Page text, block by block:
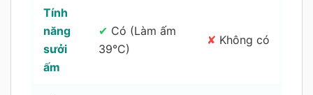
Tính
năng
sưởi
ấm
✔ Có (Làm ấm
39°C)
✘ Không có